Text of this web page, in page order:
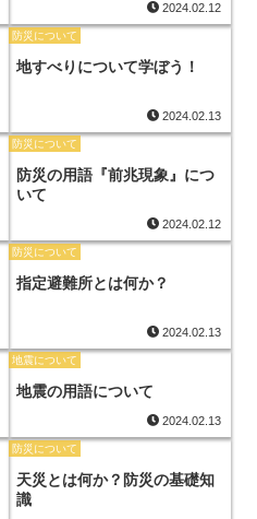
2024.02.12
防災について
地すべりについて学ぼう！
2024.02.13
防災について
防災の用語『前兆現象』につ
いて
2024.02.12
防災について
指定避難所とは何か？
2024.02.13
地震について
地震の用語について
2024.02.13
防災について
天災とは何か？防災の基礎知
識